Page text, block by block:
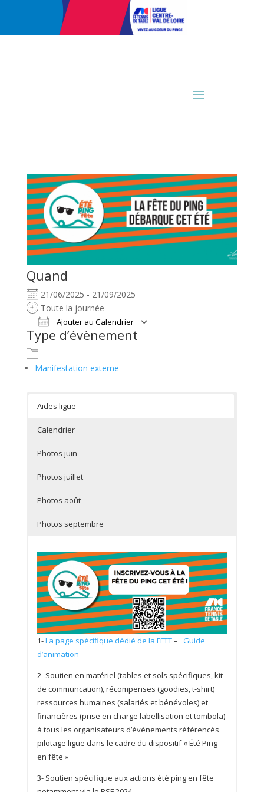
Quand
21/06/2025 - 21/09/2025
Toute la journée
Ajouter au Calendrier
Télécharger ICS
Type d’évènement
Manifestation externe
Aides ligue
Calendrier
Photos juin
Photos juillet
Photos août
Photos septembre
1-La page spécifique dédié de la FFTT– Guide
d’animation
2- Soutien en matériel (tables et sols spécifiques, kit
de communcation), récompenses (goodies, t-shirt)
ressources humaines (salariés et bénévoles) et
financières (prise en charge labellisation et tombola)
à tous les organisateurs d’évènements référencés
pilotage ligue dans le cadre du dispositif « Été Ping
en fête »
3- Soutien spécifique aux actions été ping en fête